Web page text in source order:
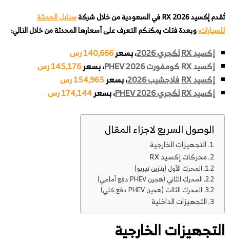
تُقدم إكسيد RX 2026 في السعودية من خلال شركة
سنابل الحديثة
للسيارات،وبعدة فئات يمكنكم التعرف على أسعارها المحدثة من خلال التالي:
إكسيد RX لكجري 2026 ، بسعر140,666 رس
إكسيد RX
كومفورت PHEV 2026 ، بسعر145,176 رس
إكسيد RX
فلاجشيب 2026 ، بسعر154,965 رس
إكسيد RX
لكجري PHEV 2026 ، بسعر174,144 رس
الوصول السريع لاجزاء المقال
التجهيزات الخارجية
محركات إكسيد RX
المحرك الأول (بنزين تيربو)
المحرك الثاني (هجين PHEV دفع أمامي)
المحرك الثالث (هجين PHEV دفع كلي)
التجهيزات الداخلية
التجهيزات الخارجية